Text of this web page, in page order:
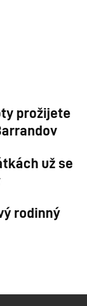
prožijete
už se
rodinný